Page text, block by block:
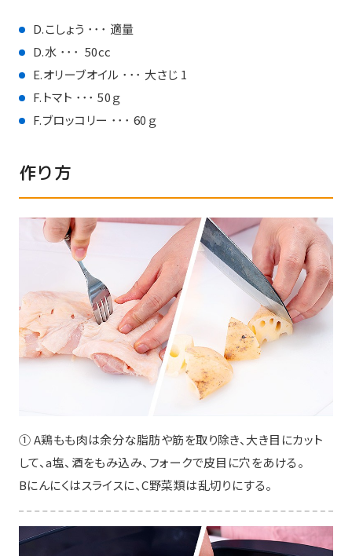
D.こしょう ･･･ 適量
D.水 ･･･ 50cc
E.オリーブオイル ･･･ 大さじ 1
F.トマト ･･･ 50ｇ
F.ブロッコリー ･･･ 60ｇ
作り方
① A鶏もも肉は余分な脂肪や筋を取り除き、大き目にカット
して、a塩、酒をもみ込み、フォークで皮目に穴をあける。
Bにんにくはスライスに、C野菜類は乱切りにする。